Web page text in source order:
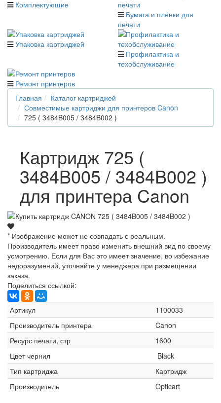
Комплектующие
Бумага и плёнки для
печати
Упаковка картриджей
Профилактика и
техобслуживание
Ремонт принтеров
Главная
Каталог картриджей
Совместимые картриджи для принтеров Canon
725 ( 3484B005 / 3484B002 )
Картридж 725 (
3484B005 / 3484B002 )
для принтера Canon
* Изображение может не совпадать с реальным.
Производитель имеет право изменить внешний вид по своему
усмотрению. Если для Вас это имеет значение, во избежание
недоразумений, уточняйте у менеджера при размещении
заказа.
Поделиться ссылкой:
Артикул
1100033
Производитель принтера
Canon
Ресурс печати, стр
1600
Цвет чернил
Black
Тип картриджа
Картридж
Производитель
Opticart